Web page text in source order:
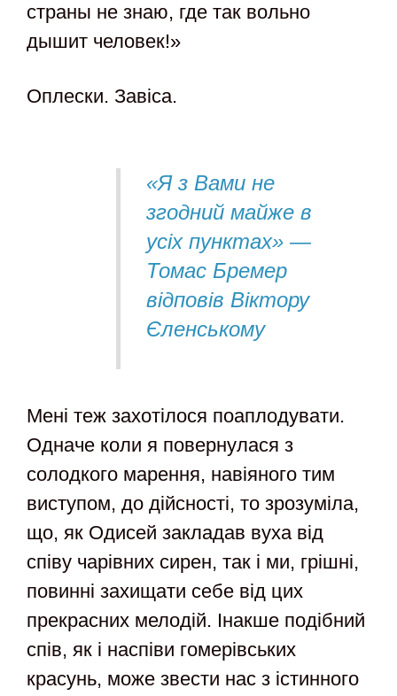
страны не знаю, где так вольно
дышит человек!»
Оплески. Завіса.
«Я з Вами не
згодний майже в
усіх пунктах» —
Томас Бремер
відповів Віктору
Єленському
Мені теж захотілося поаплодувати.
Одначе коли я повернулася з
солодкого марення, навіяного тим
виступом, до дійсності, то зрозуміла,
що, як Одисей закладав вуха від
співу чарівних сирен, так і ми, грішні,
повинні захищати себе від цих
прекрасних мелодій. Інакше подібний
спів, як і наспіви гомерівських
красунь, може звести нас з істинного